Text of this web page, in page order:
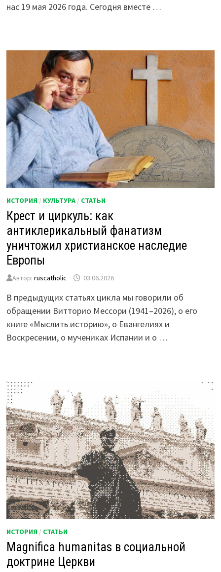
нас 19 мая 2026 года. Сегодня вместе …
ИСТОРИЯ / КУЛЬТУРА / СТАТЬИ
Крест и циркуль: как
антиклерикальный фанатизм
уничтожил христианское наследие
Европы
Автор:ruscatholic 03.06.2026
В предыдущих статьях цикла мы говорили об
обращении Витторио Мессори (1941–2026), о его
книге «Мыслить историю», о Евангелиях и
Воскресении, о мучениках Испании и о …
ИСТОРИЯ / СТАТЬИ
Magnifica humanitas в социальной
доктрине Церкви